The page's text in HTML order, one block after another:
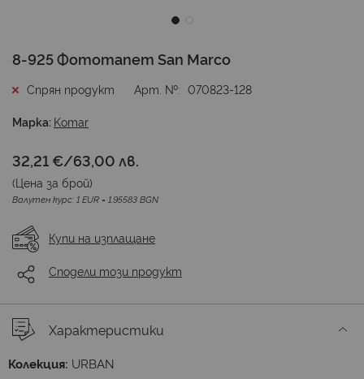
Преминете
началото
галерия
снимки
8-925 Фототапет San Marco
Спрян продукт Арт. № 070823-128
Марка: Komar
32,21 €/63,00 лв.
(Цена за брой)
Валутен курс: 1 EUR = 1.95583 BGN
Купи на изплащане
Сподели този продукт
Характеристики
Колекция: URBAN